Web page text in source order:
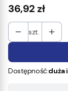
Cena
36,92 zł
szt.
Dostępność:duża